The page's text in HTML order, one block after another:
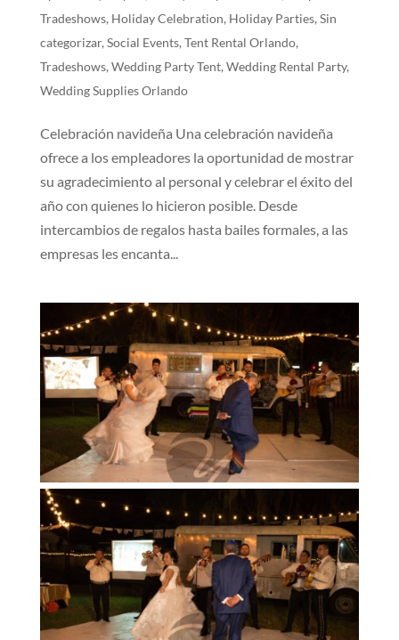
Tradeshows, Holiday Celebration, Holiday Parties, Sin
categorizar, Social Events, Tent Rental Orlando,
Tradeshows, Wedding Party Tent, Wedding Rental Party,
Wedding Supplies Orlando
Celebración navideña Una celebración navideña
ofrece a los empleadores la oportunidad de mostrar
su agradecimiento al personal y celebrar el éxito del
año con quienes lo hicieron posible. Desde
intercambios de regalos hasta bailes formales, a las
empresas les encanta...